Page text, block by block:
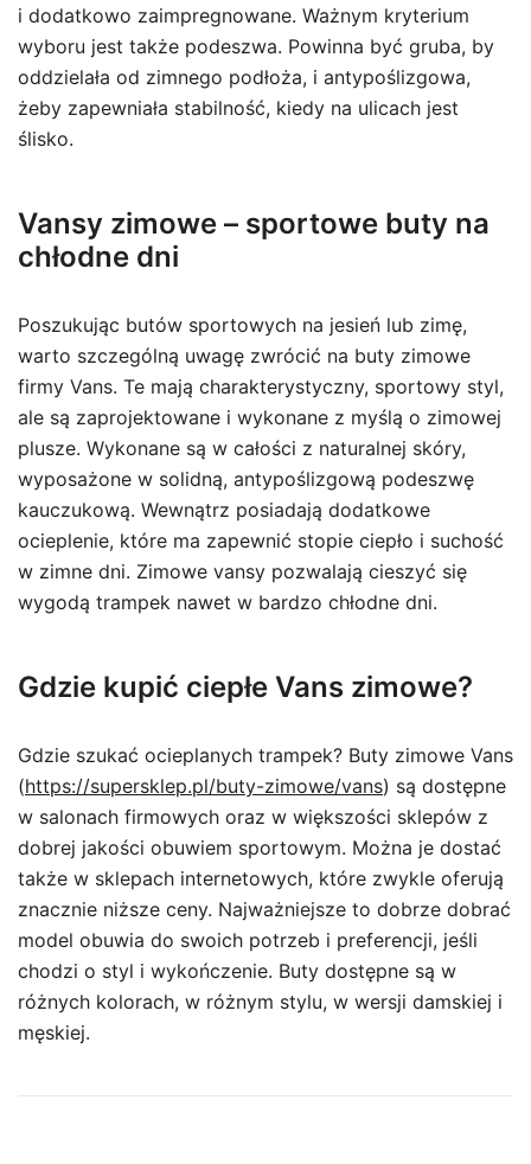
i dodatkowo zaimpregnowane. Ważnym kryterium
wyboru jest także podeszwa. Powinna być gruba, by
oddzielała od zimnego podłoża, i antypoślizgowa,
żeby zapewniała stabilność, kiedy na ulicach jest
ślisko.
Vansy zimowe – sportowe buty na
chłodne dni
Poszukując butów sportowych na jesień lub zimę,
warto szczególną uwagę zwrócić na buty zimowe
firmy Vans. Te mają charakterystyczny, sportowy styl,
ale są zaprojektowane i wykonane z myślą o zimowej
plusze. Wykonane są w całości z naturalnej skóry,
wyposażone w solidną, antypoślizgową podeszwę
kauczukową. Wewnątrz posiadają dodatkowe
ocieplenie, które ma zapewnić stopie ciepło i suchość
w zimne dni. Zimowe vansy pozwalają cieszyć się
wygodą trampek nawet w bardzo chłodne dni.
Gdzie kupić ciepłe Vans zimowe?
Gdzie szukać ocieplanych trampek? Buty zimowe Vans
(https://supersklep.pl/buty-zimowe/vans) są dostępne
w salonach firmowych oraz w większości sklepów z
dobrej jakości obuwiem sportowym. Można je dostać
także w sklepach internetowych, które zwykle oferują
znacznie niższe ceny. Najważniejsze to dobrze dobrać
model obuwia do swoich potrzeb i preferencji, jeśli
chodzi o styl i wykończenie. Buty dostępne są w
różnych kolorach, w różnym stylu, w wersji damskiej i
męskiej.